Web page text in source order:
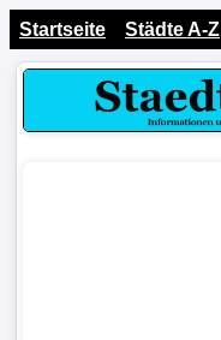
Startseite Städte A-Z